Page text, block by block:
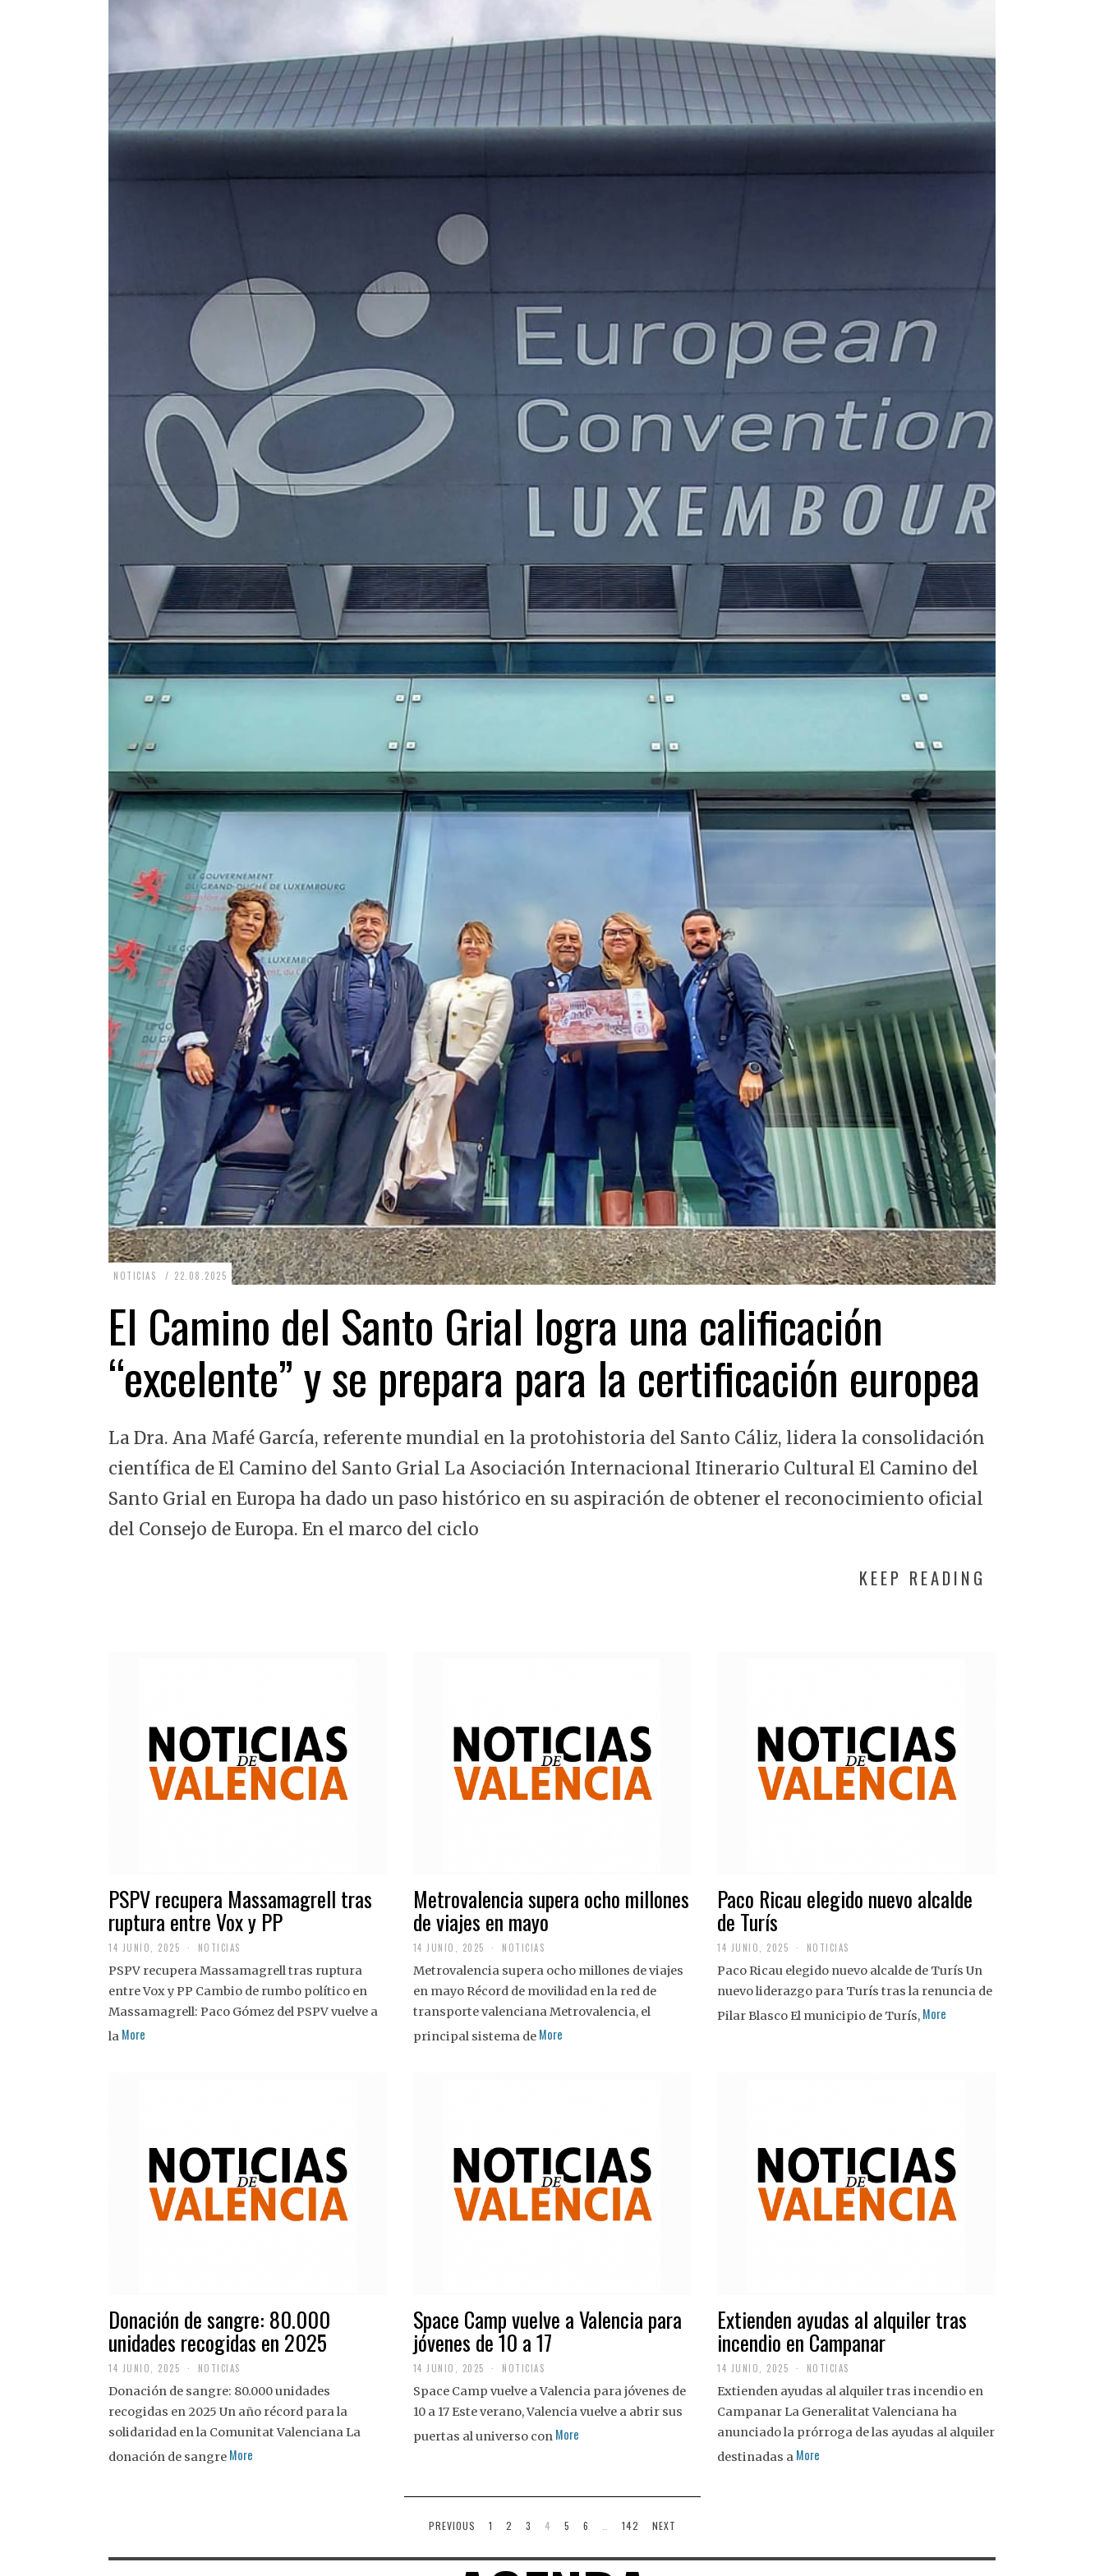
NOTICIAS 22.08.2025 2
.
0
0
2
El Camino del Santo Grial logra una calificación
“excelente” y se prepara para la certificación europea
La Dra. Ana Mafé García, referente mundial en la protohistoria del Santo Cáliz, lidera la consolidación
científica de El Camino del Santo Grial La Asociación Internacional Itinerario Cultural El Camino del
Santo Grial en Europa ha dado un paso histórico en su aspiración de obtener el reconocimiento oficial
del Consejo de Europa. En el marco del ciclo
KEEP READING
PSPV recupera Massamagrell tras
ruptura entre Vox y PP
14 JUNIO, 2025 NOTICIAS
PSPV recupera Massamagrell tras ruptura
entre Vox y PP Cambio de rumbo político en
Massamagrell: Paco Gómez del PSPV vuelve a
la More
Metrovalencia supera ocho millones
de viajes en mayo
14 JUNIO, 2025 NOTICIAS
Metrovalencia supera ocho millones de viajes
en mayo Récord de movilidad en la red de
transporte valenciana Metrovalencia, el
principal sistema de More
Paco Ricau elegido nuevo alcalde
de Turís
14 JUNIO, 2025 NOTICIAS
Paco Ricau elegido nuevo alcalde de Turís Un
nuevo liderazgo para Turís tras la renuncia de
Pilar Blasco El municipio de Turís, More
Donación de sangre: 80.000
unidades recogidas en 2025
14 JUNIO, 2025 NOTICIAS
Donación de sangre: 80.000 unidades
recogidas en 2025 Un año récord para la
solidaridad en la Comunitat Valenciana La
donación de sangre More
Space Camp vuelve a Valencia para
jóvenes de 10 a 17
14 JUNIO, 2025 NOTICIAS
Space Camp vuelve a Valencia para jóvenes de
10 a 17 Este verano, Valencia vuelve a abrir sus
puertas al universo con More
Extienden ayudas al alquiler tras
incendio en Campanar
14 JUNIO, 2025 NOTICIAS
Extienden ayudas al alquiler tras incendio en
Campanar La Generalitat Valenciana ha
anunciado la prórroga de las ayudas al alquiler
destinadas a More
PREVIOUS 1 2 3 4 5 6 … 142 NEXT